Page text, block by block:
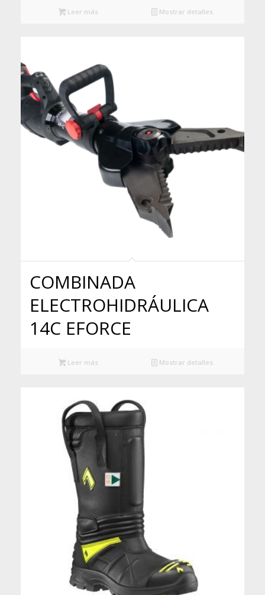
Leer más Mostrar detalles
COMBINADA
ELECTROHIDRÁULICA
14C EFORCE
Leer más Mostrar detalles